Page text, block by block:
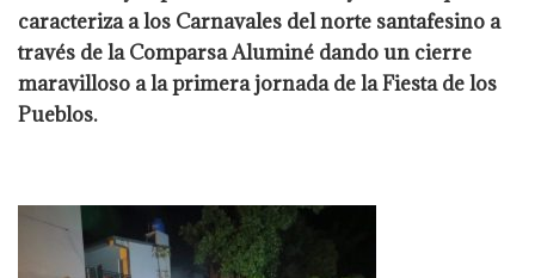
caracteriza a los Carnavales del norte santafesino a
través de la Comparsa Aluminé dando un cierre
maravilloso a la primera jornada de la Fiesta de los
Pueblos.